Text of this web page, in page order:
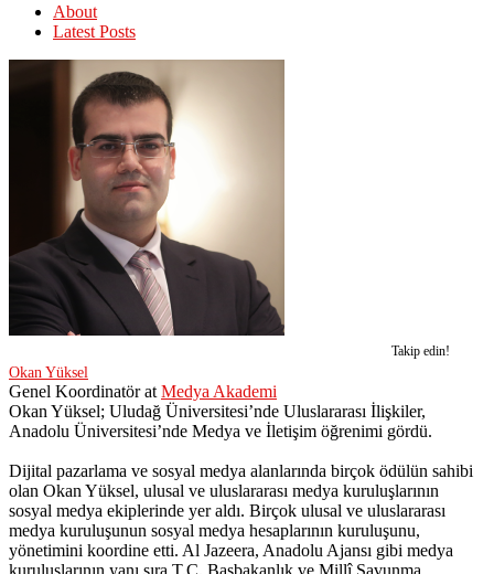
About
Latest Posts
Takip edin!
Okan Yüksel
Genel Koordinatörat Medya Akademi
Okan Yüksel; Uludağ Üniversitesi’nde Uluslararası İlişkiler,
Anadolu Üniversitesi’nde Medya ve İletişim öğrenimi gördü.
Dijital pazarlama ve sosyal medya alanlarında birçok ödülün sahibi
olan Okan Yüksel, ulusal ve uluslararası medya kuruluşlarının
sosyal medya ekiplerinde yer aldı. Birçok ulusal ve uluslararası
medya kuruluşunun sosyal medya hesaplarının kuruluşunu,
yönetimini koordine etti. Al Jazeera, Anadolu Ajansı gibi medya
kuruluşlarının yanı sıra T.C. Başbakanlık ve Millî Savunma